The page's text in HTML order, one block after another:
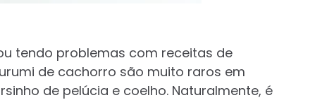
tendo problemas com receitas de
de cachorro são muito raros em
de pelúcia e coelho. Naturalmente, é